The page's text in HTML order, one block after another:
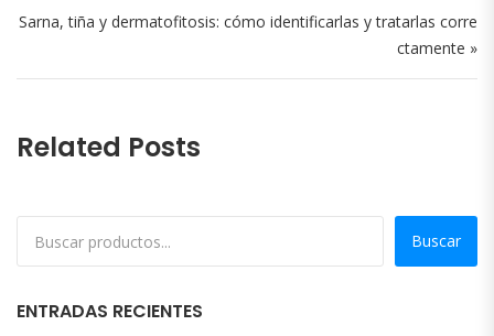
Sarna, tiña y dermatofitosis: cómo identificarlas y tratarlas corre
ctamente »
Related Posts
Buscar
ENTRADAS RECIENTES